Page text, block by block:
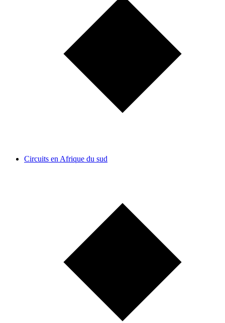
Circuits en Afrique du sud